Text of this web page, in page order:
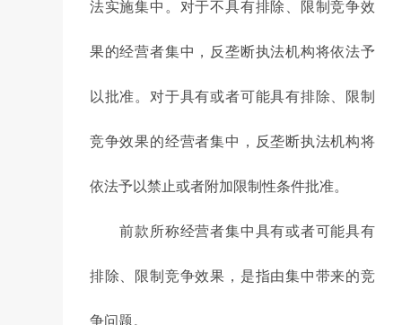
法实施集中。对于不具有排除、限制竞争效
果的经营者集中，反垄断执法机构将依法予
以批准。对于具有或者可能具有排除、限制
竞争效果的经营者集中，反垄断执法机构将
依法予以禁止或者附加限制性条件批准。
前款所称经营者集中具有或者可能具有
排除、限制竞争效果，是指由集中带来的竞
争问题。